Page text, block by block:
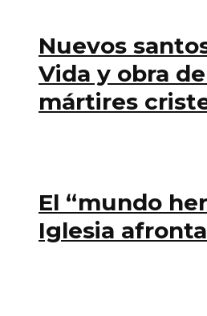
Nuevos
Vida y obra
mártires
El “mundo
Iglesia